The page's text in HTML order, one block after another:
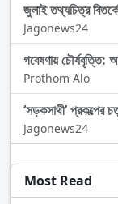
জুলাই তথ্যচিত্র
Jagonews24
গবেষণায় চৌর্যবৃত্তি:
Prothom Alo
‌‘সড়কসাথী’ প্রকল্পের
Jagonews24
Most Read